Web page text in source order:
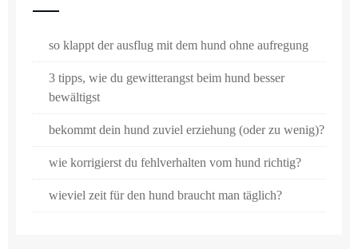
so klappt der ausflug mit dem hund ohne aufregung
3 tipps, wie du gewitterangst beim hund besser
bewältigst
bekommt dein hund zuviel erziehung (oder zu wenig)?
wie korrigierst du fehlverhalten vom hund richtig?
wieviel zeit für den hund braucht man täglich?